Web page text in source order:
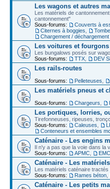
Les wagons et autres
Les matériels de
cantonnement"
Sous-forums:
Couverts à
Citernes à boggies
Chargement /
Les voitures et
Les bungalows posés sur
Sous-forums:
TTX DEV
Les rails-routes
Sous-forums: Pelleteuses
Les matériels pneus et
Sous-forums: Chargeurs
Les portiques, lorries,
Tirefonneuses, ripeuses,
Sous-forums:
Caleuses
Conteneurs et ensembles
Caténaire - Les engins
Il n'y a pas que la voie dans la
Sous-forums:
APMC EMC
Caténaire - Les
Les matériels caténaire tractés
Sous-forums:
Rames béton
Caténaire - Les petits